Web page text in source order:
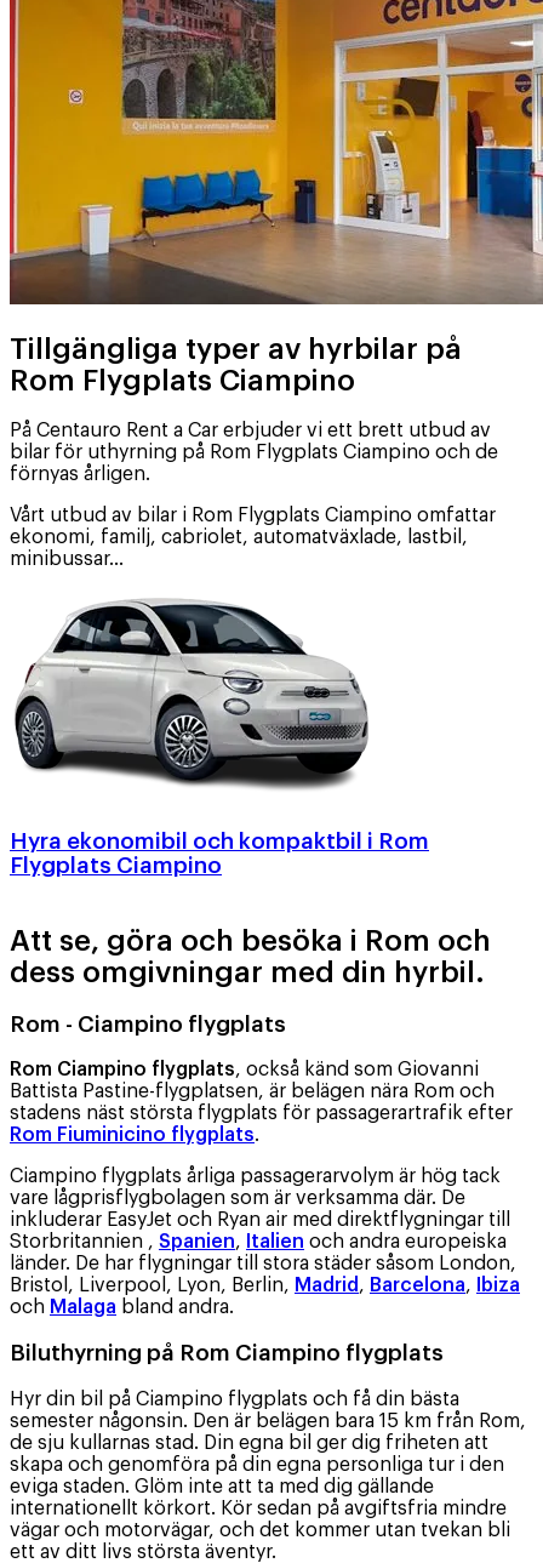
Tillgängliga typer av hyrbilar på
Rom Flygplats Ciampino
På Centauro Rent a Car erbjuder vi ett brett utbud av
bilar för uthyrning på Rom Flygplats Ciampino och de
förnyas årligen.
Vårt utbud av bilar i Rom Flygplats Ciampino omfattar
ekonomi, familj, cabriolet, automatväxlade, lastbil,
minibussar…
Hyra ekonomibil och kompaktbil i Rom
Flygplats Ciampino
Att se, göra och besöka i Rom och
dess omgivningar med din hyrbil.
Rom - Ciampino flygplats
Rom Ciampino flygplats, också känd som Giovanni
Battista Pastine-flygplatsen, är belägen nära Rom och
stadens näst största flygplats för passagerartrafik efter
Rom Fiuminicino flygplats.
Ciampino flygplats årliga passagerarvolym är hög tack
vare lågprisflygbolagen som är verksamma där. De
inkluderar EasyJet och Ryan air med direktflygningar till
Storbritannien , Spanien, Italien och andra europeiska
länder. De har flygningar till stora städer såsom London,
Bristol, Liverpool, Lyon, Berlin, Madrid , Barcelona,
Ibiza
och Malaga bland andra.
Biluthyrning på Rom Ciampino flygplats
Hyr din bil på Ciampino flygplats och få din bästa
semester någonsin. Den är belägen bara 15 km från Rom,
de sju kullarnas stad. Din egna bil ger dig friheten att
skapa och genomföra på din egna personliga tur i den
eviga staden. Glöm inte att ta med dig gällande
internationellt körkort. Kör sedan på avgiftsfria mindre
vägar och motorvägar, och det kommer utan tvekan bli
ett av ditt livs största äventyr.